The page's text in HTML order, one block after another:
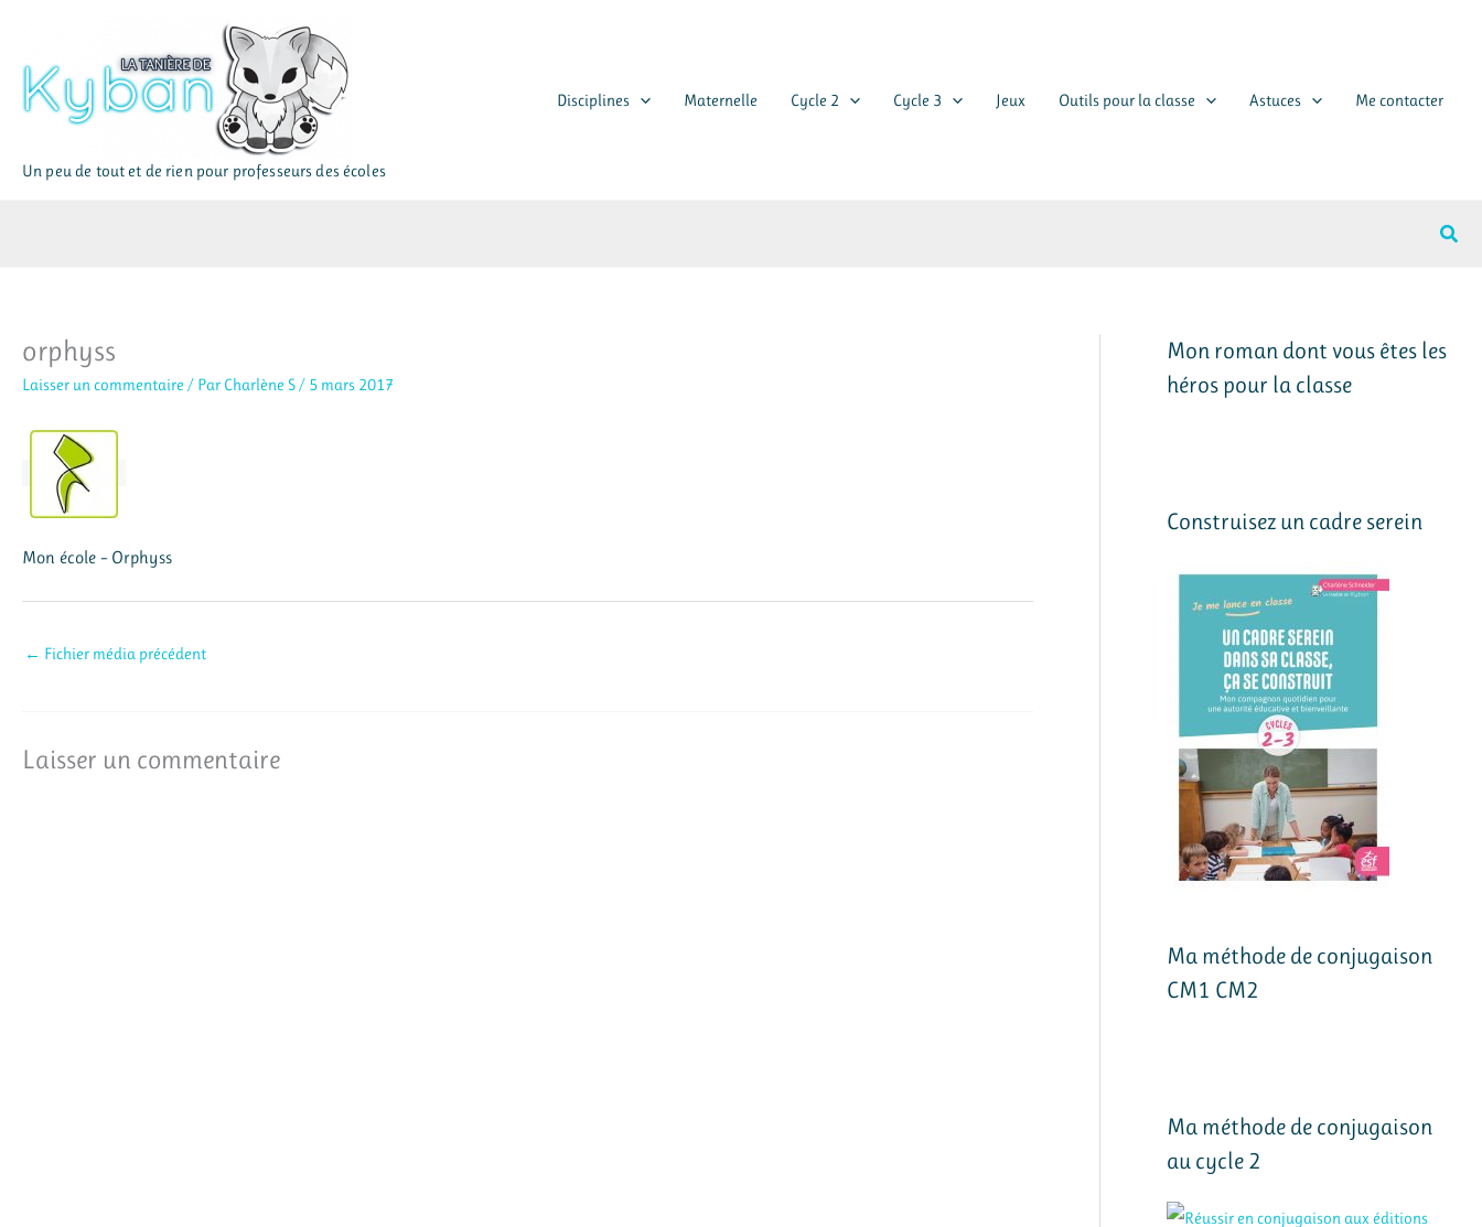
contenu
Un peu de tout et de rien pour professeurs des écoles
Disciplines Maternelle Cycle 2 Cycle 3 Jeux Outils pour la classe Astuces Me contacter
orphyss
Laisser un commentaire / Par Charlène S/ 5 mars 2017
Mon école – Orphyss
← Fichier média précédent
Laisser un commentaire
Mon roman dont vous êtes les
héros pour la classe
Construisez un cadre serein
Ma méthode de conjugaison
CM1 CM2
Ma méthode de conjugaison
au cycle 2